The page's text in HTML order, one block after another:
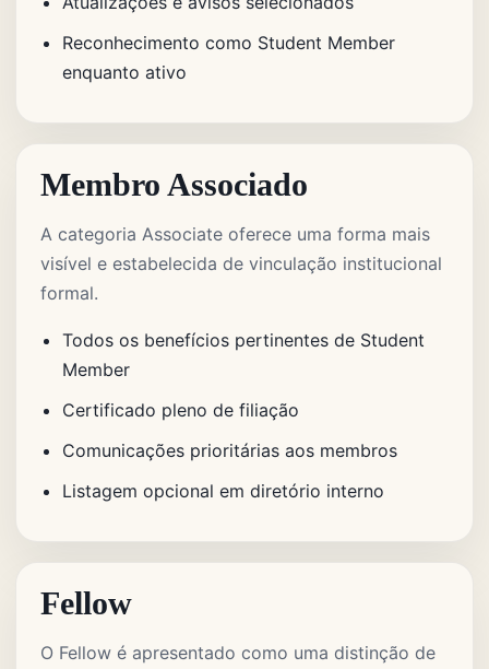
Reconhecimento como Student Member
enquanto ativo
Membro Associado
A categoria Associate oferece uma forma mais
visível e estabelecida de vinculação institucional
formal.
Todos os benefícios pertinentes de Student
Member
Certificado pleno de filiação
Comunicações prioritárias aos membros
Listagem opcional em diretório interno
Fellow
O Fellow é apresentado como uma distinção de